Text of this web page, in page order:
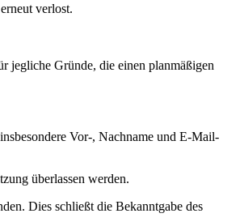
verlost.
jegliche Gründe, die einen planmäßigen
Vor-, Nachname und E-Mail-
überlassen werden.
Dies schließt die Bekanntgabe des